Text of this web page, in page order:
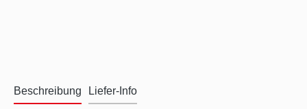
Beschreibung Liefer-Info